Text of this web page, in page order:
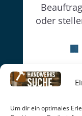
Um dir ein optimales
oder
Datenschutz |